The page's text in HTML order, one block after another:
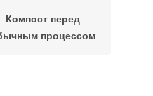
Компост перед
процессом